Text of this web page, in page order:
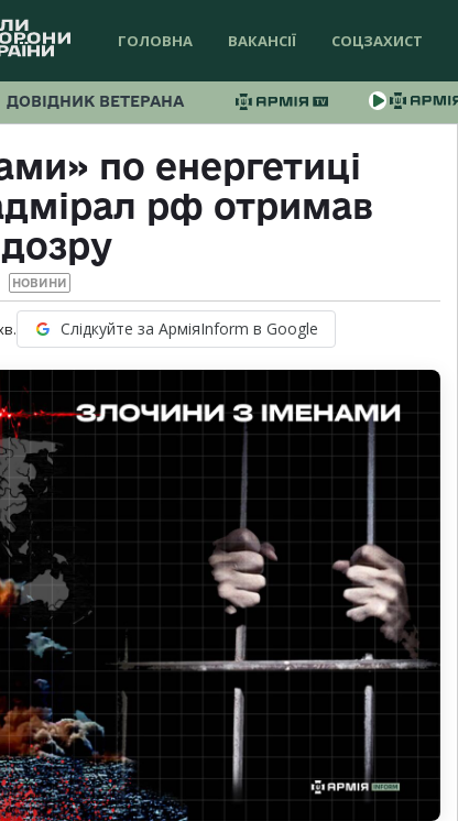
ГОЛОВНА ВАКАНСІЇ СОЦЗАХИСТ
ДОВІДНИК ВЕТЕРАНА
по енергетиці
рф отримав
НОВИНИ
Слідкуйте за АрміяInform в Google